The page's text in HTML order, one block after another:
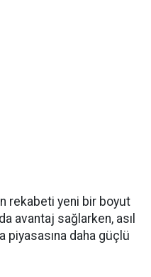
rekabeti yeni bir boyut
avantaj sağlarken, asıl
piyasasına daha güçlü